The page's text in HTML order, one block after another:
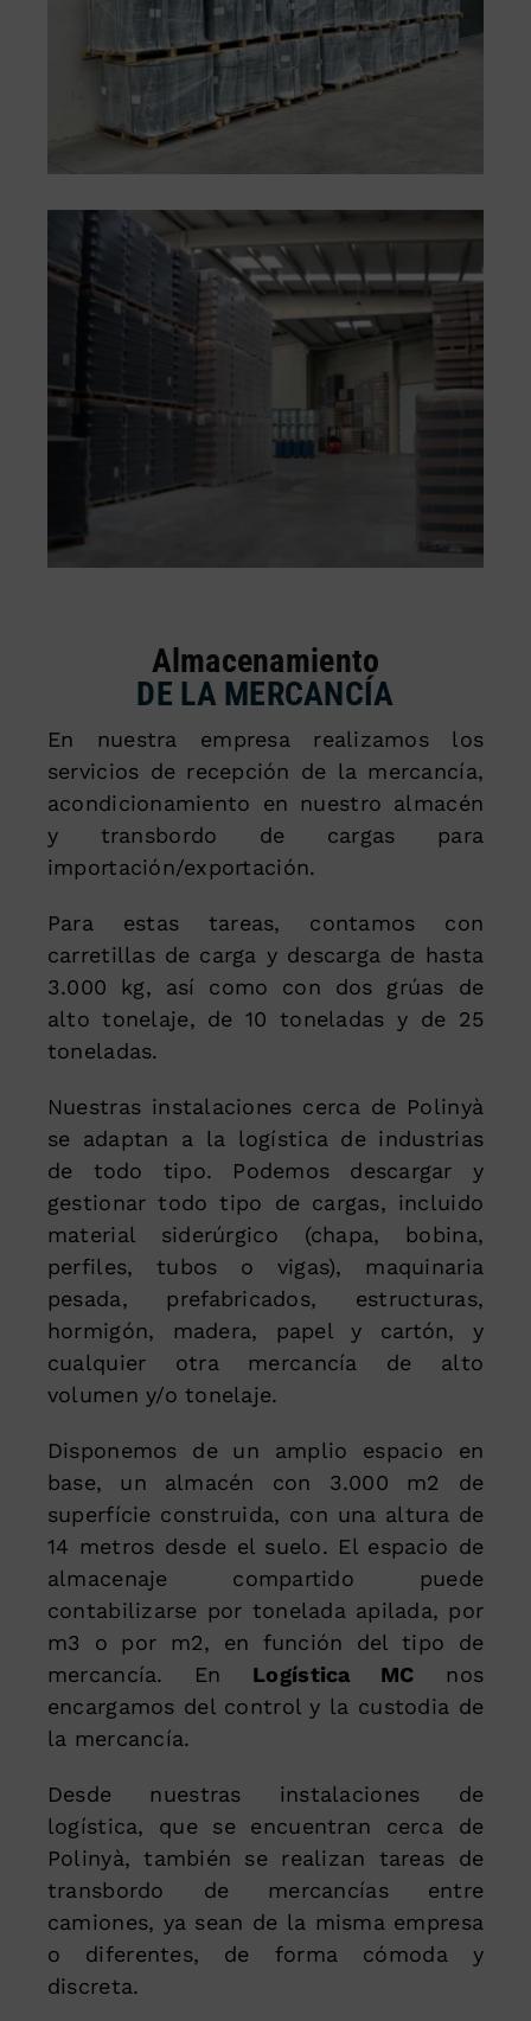
Almacenamiento
DE LA MERCANCÍA
En nuestra empresa realizamos los
servicios de recepción de la mercancía,
acondicionamiento en nuestro almacén
y transbordo de cargas para
importación/exportación.
Para estas tareas, contamos con
carretillas de carga y descarga de hasta
3.000 kg, así como con dos grúas de
alto tonelaje, de 10 toneladas y de 25
toneladas.
Nuestras instalaciones cerca de Polinyà
se adaptan a la logística de industrias
de todo tipo. Podemos descargar y
gestionar todo tipo de cargas, incluido
material siderúrgico (chapa, bobina,
perfiles, tubos o vigas), maquinaria
pesada, prefabricados, estructuras,
hormigón, madera, papel y cartón, y
cualquier otra mercancía de alto
volumen y/o tonelaje.
Disponemos de un amplio espacio en
base, un almacén con 3.000 m2 de
superfície construida, con una altura de
14 metros desde el suelo. El espacio de
almacenaje compartido puede
contabilizarse por tonelada apilada, por
m3 o por m2, en función del tipo de
mercancía. En Logística MC nos
encargamos del control y la custodia de
la mercancía.
Desde nuestras instalaciones de
logística, que se encuentran cerca de
Polinyà, también se realizan tareas de
transbordo de mercancías entre
camiones, ya sean de la misma empresa
o diferentes, de forma cómoda y
discreta.